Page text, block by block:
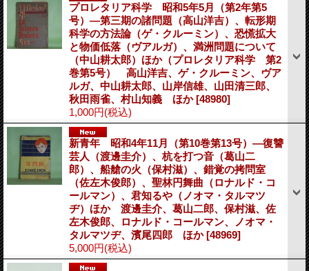
プロレタリア科学 昭和5年5月（第2年第5
号）―第三期の諸問題（高山洋吉）、転形期
科学の方法論（ゲ・クルーミン）、恐慌拡大
と物価低落（ヴアルガ）、満洲問題について
（中山耕太郎）ほか（プロレタリア科学 第2
巻第5号） 高山洋吉、ゲ・クルーミン、ヴア
ルガ、中山耕太郎、山岸信雄、山田清三郎、
秋田雨雀、村山知義 ほか[48980]
1,000円(税込)
新青年 昭和4年11月（第10巻第13号）―復讐
芸人（渡邊圭介）、杭を打つ音（葛山二
郎）、船艙の火（保村滋）、錯覚の拷問室
（佐左木俊郎）、聖林円舞曲（ロナルド・コ
ールマン）、君知るや（ノオマ・タルマツ
ヂ）ほか 渡邊圭介、葛山二郎、保村滋、佐
左木俊郎、ロナルド・コールマン、ノオマ・
タルマツヂ、濱尾四郎 ほか[48969]
5,000円(税込)